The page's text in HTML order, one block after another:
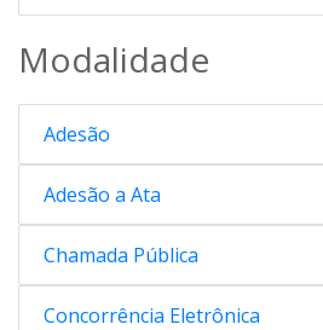
Modalidade
Adesão
Adesão a Ata
Chamada Pública
Concorrência Eletrônica